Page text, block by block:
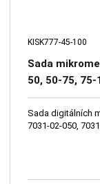
KISK777-45-100
Sada
50, 50-75, 75-
Sada digitálních
7031-02-050,